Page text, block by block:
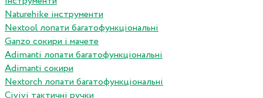
Naturehike інструменти
Nextool лопати багатофункціональні
Ganzo сокири і мачете
Adimanti лопати багатофункціональні
Adimanti сокири
Nextorch лопати багатофункціональні